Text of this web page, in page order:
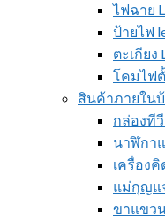
ไฟฉาย
ป้ายไฟ
ตะเกียง
โคมไฟ
สินค้าภายใน
กล่องที
นาฬิกา
เครื่องคิ
แม่กุญแ
ขาแขว